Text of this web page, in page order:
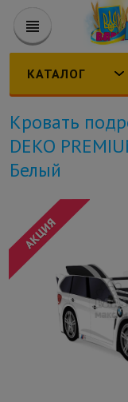
КАТАЛОГ
Кровать
DEKO
Белый